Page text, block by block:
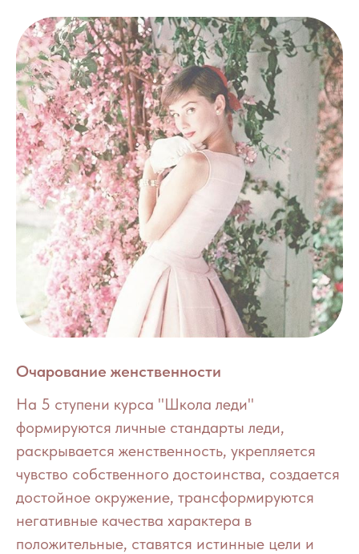
Очарование женственности
На 5 ступени курса "Школа леди"
формируются личные стандарты леди,
раскрывается женственность, укрепляется
чувство собственного достоинства, создается
достойное окружение, трансформируются
негативные качества характера в
положительные, ставятся истинные цели и